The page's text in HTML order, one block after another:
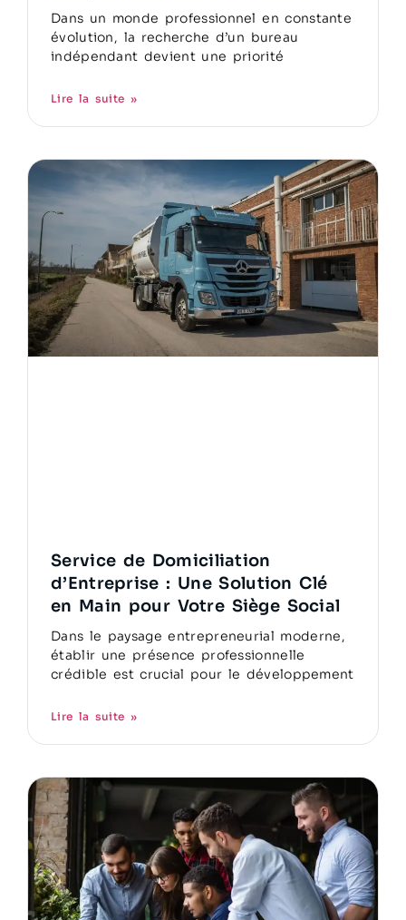
Dans un monde professionnel en constante
évolution, la recherche d’un bureau
indépendant devient une priorité
Lire la suite »
Service de Domiciliation
d’Entreprise : Une Solution Clé
en Main pour Votre Siège Social
Dans le paysage entrepreneurial moderne,
établir une présence professionnelle
crédible est crucial pour le développement
Lire la suite »